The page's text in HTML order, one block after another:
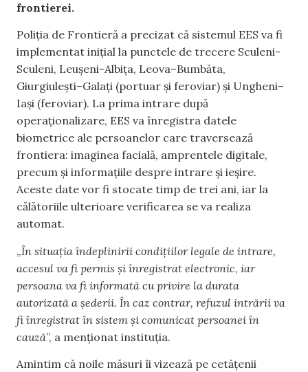
frontierei.
Poliția de Frontieră a precizat că sistemul EES va fi
implementat inițial la punctele de trecere Sculeni-
Sculeni, Leușeni-Albița, Leova–Bumbăta,
Giurgiulești–Galați (portuar și feroviar) și Ungheni–
Iași (feroviar). La prima intrare după
operaționalizare, EES va înregistra datele
biometrice ale persoanelor care traversează
frontiera: imaginea facială, amprentele digitale,
precum și informațiile despre intrare și ieșire.
Aceste date vor fi stocate timp de trei ani, iar la
călătoriile ulterioare verificarea se va realiza
automat.
„În situația îndeplinirii condițiilor legale de intrare,
accesul va fi permis și înregistrat electronic, iar
persoana va fi informată cu privire la durata
autorizată a șederii. În caz contrar, refuzul intrării va
fi înregistrat în sistem și comunicat persoanei în
cauză”, a menționat instituția.
Amintim că noile măsuri îi vizează pe cetățenii